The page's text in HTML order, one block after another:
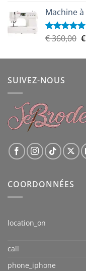
Machine
Note5.00
€360,00 €
SUIVEZ-NOUS
COORDONNÉES
location_on
call
phone_iphone